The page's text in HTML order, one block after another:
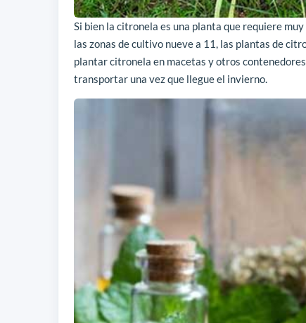
Si bien la citronela es una planta que requiere
las zonas de cultivo nueve a 11, las plantas de
plantar citronela en macetas y otros
transportar una vez que llegue el invierno.